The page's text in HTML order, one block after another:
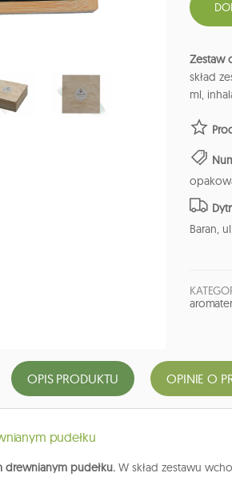
Zestaw
skład
ml,
Baran,
OPIS PRODUKTU OPINIE O
pudełku
pudełku. W skład zestawu